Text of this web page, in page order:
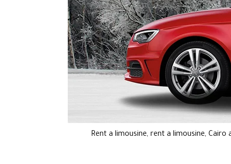
Rent a limousine, rent a limousine,